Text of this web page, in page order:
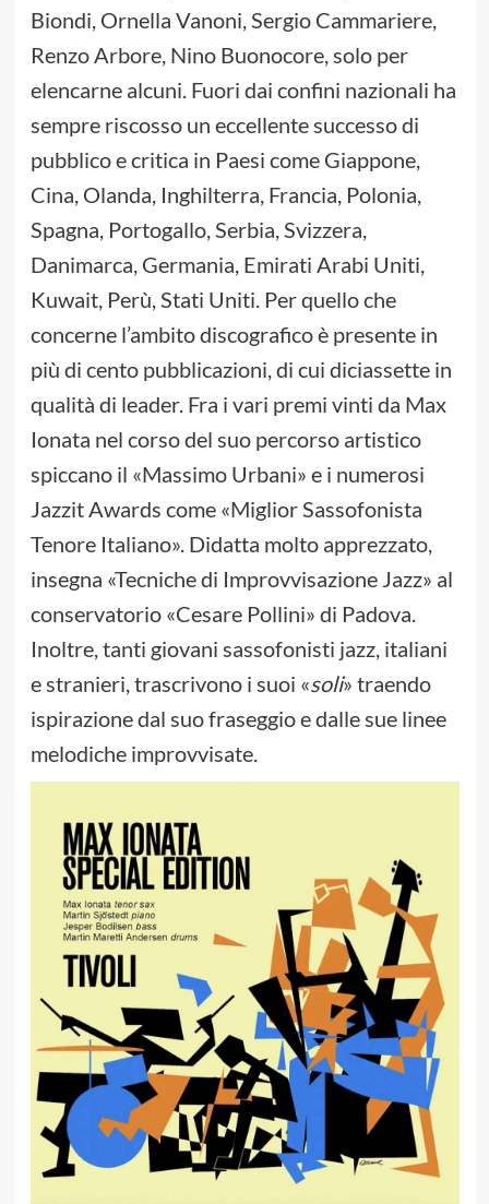
Biondi, Ornella Vanoni, Sergio Cammariere,
Renzo Arbore, Nino Buonocore, solo per
elencarne alcuni. Fuori dai confini nazionali ha
sempre riscosso un eccellente successo di
pubblico e critica in Paesi come Giappone,
Cina, Olanda, Inghilterra, Francia, Polonia,
Spagna, Portogallo, Serbia, Svizzera,
Danimarca, Germania, Emirati Arabi Uniti,
Kuwait, Perù, Stati Uniti. Per quello che
concerne l’ambito discografico è presente in
più di cento pubblicazioni, di cui diciassette in
qualità di leader. Fra i vari premi vinti da Max
Ionata nel corso del suo percorso artistico
spiccano il «Massimo Urbani» e i numerosi
Jazzit Awards come «Miglior Sassofonista
Tenore Italiano». Didatta molto apprezzato,
insegna «Tecniche di Improvvisazione Jazz» al
conservatorio «Cesare Pollini» di Padova.
Inoltre, tanti giovani sassofonisti jazz, italiani
e stranieri, trascrivono i suoi «soli» traendo
ispirazione dal suo fraseggio e dalle sue linee
melodiche improvvisate.